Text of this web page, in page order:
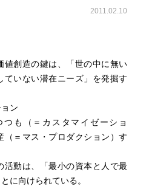
2011.02.10
値創造の鍵は、「世の中に無い
ていない潜在ニーズ」を発掘す
ン
も（＝カスタマイゼーショ
（＝マス・プロダクション）す
活動は、「最小の資本と人で最
に向けられている。